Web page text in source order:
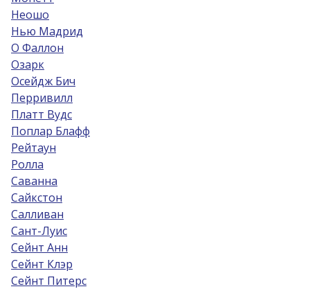
Неошо
Нью Мадрид
О Фаллон
Озарк
Осейдж Бич
Перривилл
Платт Вудс
Поплар Блафф
Рейтаун
Ролла
Саванна
Сайкстон
Салливан
Сант-Луис
Сейнт Анн
Сейнт Клэр
Сейнт Питерс